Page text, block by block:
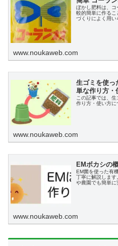
ぼかし肥料は、
較的簡単に作る
づくりによく用
www.noukaweb.com
生ゴミを使っ
単な作り方・
この記事では、
作り方・使い方に
www.noukaweb.com
EMボカシの
EM菌を使った有
丁寧に解説しま
や農園でも簡単に
www.noukaweb.com